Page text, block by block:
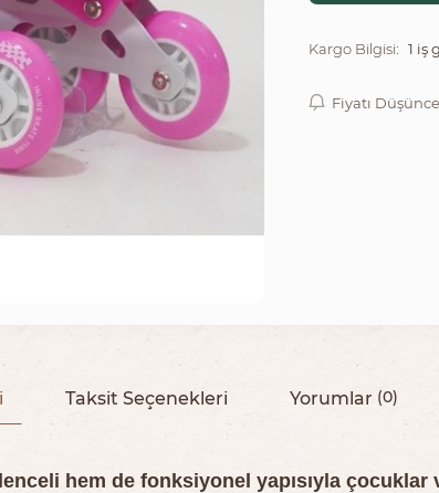
Kargo Bilgisi: 1 iş
Fiyatı
Taksit Seçenekleri Yorumlar (0)
hem de fonksiyonel yapısıyla